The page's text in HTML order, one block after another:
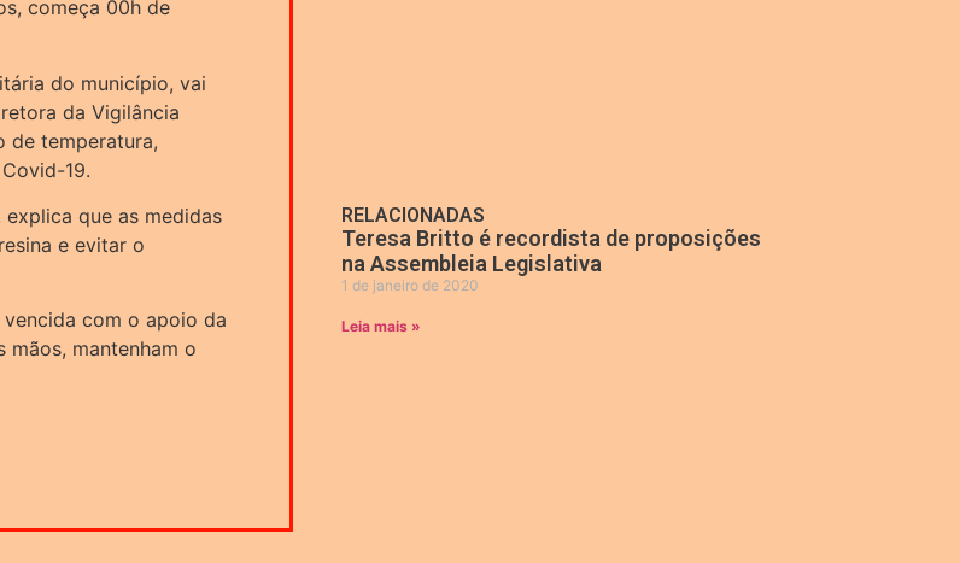
começa 00h de
do município, vai
da Vigilância
de temperatura,
19.
que as medidas
e evitar o
vencida com o apoio da
mãos, mantenham o
RELACIONADAS
Teresa Britto é recordista de proposições
na Assembleia Legislativa
1 de janeiro de 2020
Leia mais »